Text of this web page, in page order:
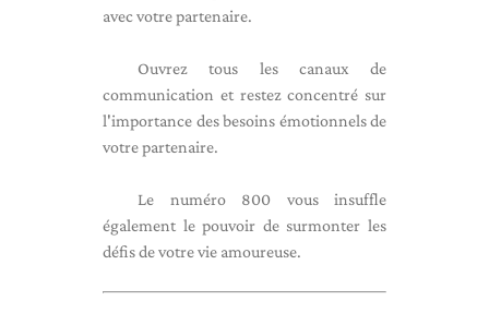
avec votre partenaire.
Ouvrez tous les canaux de
communication et restez concentré sur
l'importance des besoins émotionnels de
votre partenaire.
Le numéro 800 vous insuffle
également le pouvoir de surmonter les
défis de votre vie amoureuse.